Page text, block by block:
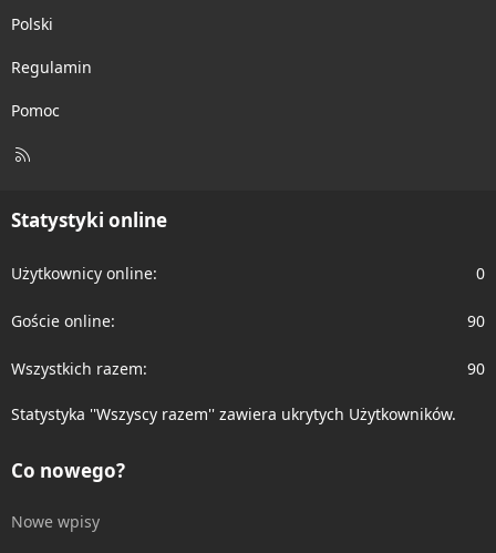
Polski
Regulamin
Pomoc
R
Statystyki online
Użytkownicy online 0
Goście online 90
Wszystkich razem 90
Statystyka ''Wszyscy razem'' zawiera ukrytych Użytkowników.
Co nowego?
Nowe wpisy